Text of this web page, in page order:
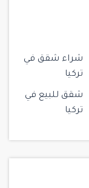
شراء شقق في
تركيا
شقق للبيع في
تركيا